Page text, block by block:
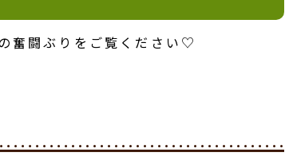
奮闘ぶりをご覧ください♡